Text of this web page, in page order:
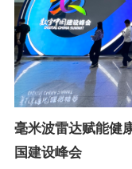
毫米波雷达赋能健
国建设峰会